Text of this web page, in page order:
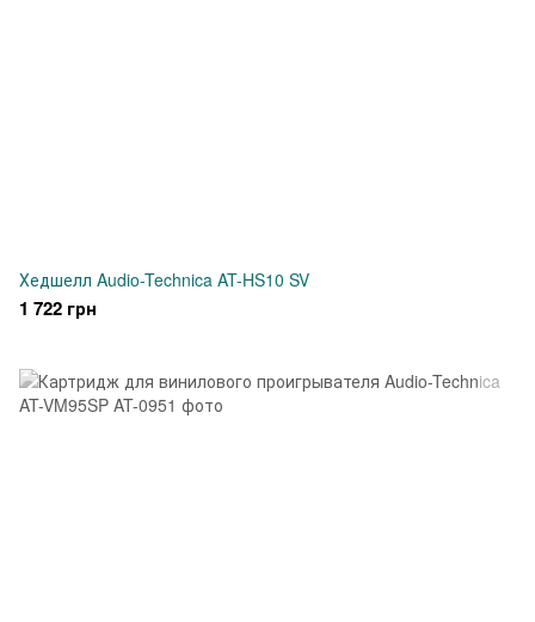
Хедшелл Audio-Technica AT-HS10 SV
1 722 грн